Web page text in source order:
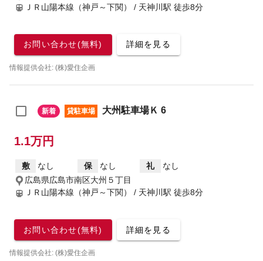
ＪＲ山陽本線（神戸～下関） / 天神川駅 徒歩8分
お問い合わせ(無料) 詳細を見る
情報提供会社: (株)愛住企画
新着 貸駐車場 大州駐車場Ｋ 6
1.1万円
敷 なし 保 なし 礼
なし
広島県広島市南区大州５丁目
ＪＲ山陽本線（神戸～下関） / 天神川駅 徒歩8分
お問い合わせ(無料) 詳細を見る
情報提供会社: (株)愛住企画